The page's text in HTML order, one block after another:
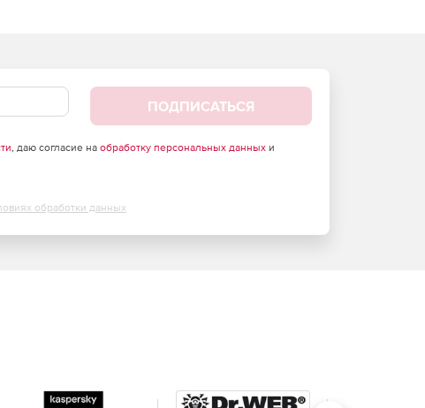
ПОДПИСАТЬСЯ
, даю согласие на обработку персональных данныхи
обработки данных